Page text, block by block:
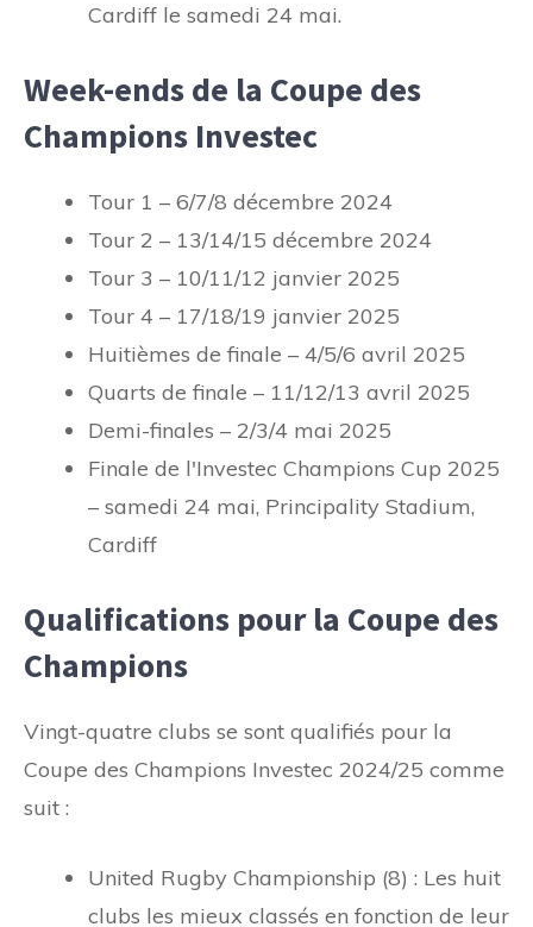
Cardiff le samedi 24 mai.
Week-ends de la Coupe des
Champions Investec
Tour 1 – 6/7/8 décembre 2024
Tour 2 – 13/14/15 décembre 2024
Tour 3 – 10/11/12 janvier 2025
Tour 4 – 17/18/19 janvier 2025
Huitièmes de finale – 4/5/6 avril 2025
Quarts de finale – 11/12/13 avril 2025
Demi-finales – 2/3/4 mai 2025
Finale de l'Investec Champions Cup 2025
– samedi 24 mai, Principality Stadium,
Cardiff
Qualifications pour la Coupe des
Champions
Vingt-quatre clubs se sont qualifiés pour la
Coupe des Champions Investec 2024/25 comme
suit :
United Rugby Championship (8) : Les huit
clubs les mieux classés en fonction de leur